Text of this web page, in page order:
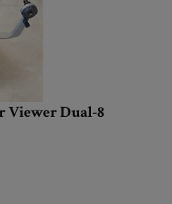
Viewer Dual-8